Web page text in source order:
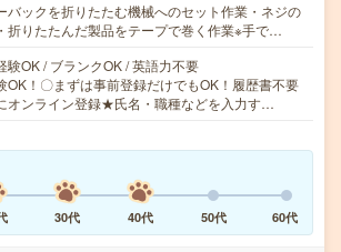
バックを折りたたむ機械へのセット作業・ネジの
折りたたんだ製品をテープで巻く作業※手で…
験OK / ブランクOK / 英語力不要
！〇まずは事前登録だけでもOK！履歴書不要
オンライン登録★氏名・職種などを入力す…
30代 40代 50代 60代